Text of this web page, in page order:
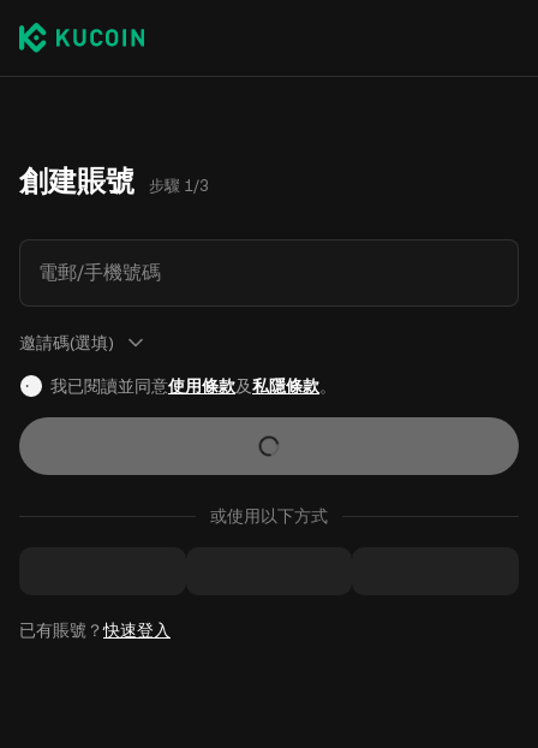
創建賬號 步驟 1/3
電郵/手機號碼
邀請碼(選填)
我已閱讀並同意使用條款及私隱條款。
或使用以下方式
已有賬號？快速登入